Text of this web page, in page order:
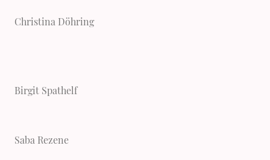
Christina Döhring
Birgit Spathelf
Saba Rezene